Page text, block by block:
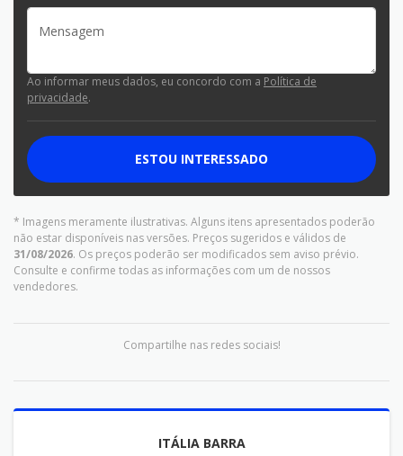
Ao informar meus dados, eu concordo com a Política de
privacidade.
ESTOU INTERESSADO
* Imagens meramente ilustrativas. Alguns itens apresentados poderão
não estar disponíveis nas versões. Preços sugeridos e válidos de
31/08/2026. Os preços poderão ser modificados sem aviso prévio.
Consulte e confirme todas as informações com um de nossos
vendedores.
Compartilhe nas redes sociais!
ITÁLIA BARRA